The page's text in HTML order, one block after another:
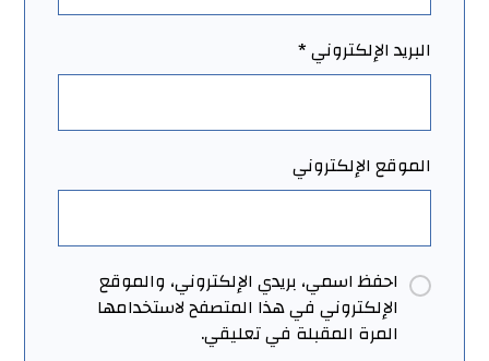
البريد الإلكتروني*
الموقع الإلكتروني
احفظ اسمي، بريدي الإلكتروني، والموقع
الإلكتروني في هذا المتصفح لاستخدامها
المرة المقبلة في تعليقي.